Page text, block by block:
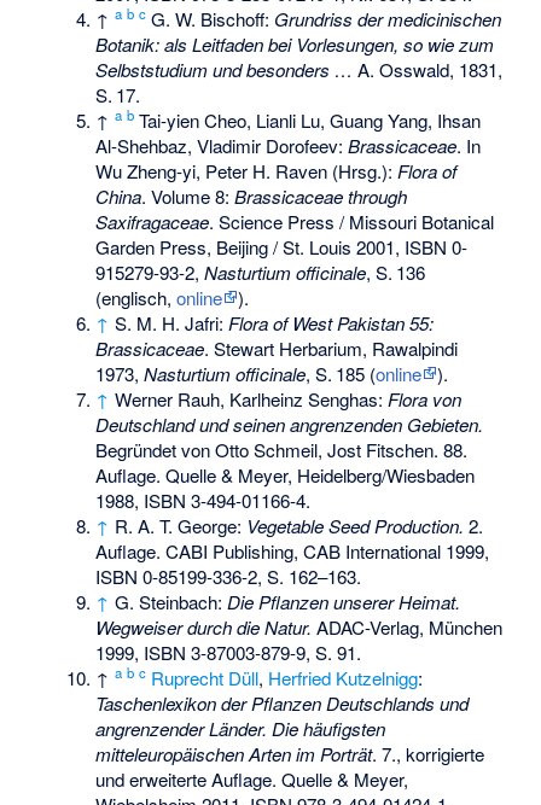
↑a b c G. W. Bischoff: Grundriss der medicinischen
Botanik: als Leitfaden bei Vorlesungen, so wie zum
Selbststudium und besonders … A. Osswald, 1831,
S. 17.
↑a b Tai-yien Cheo, Lianli Lu, Guang Yang, Ihsan
Al-Shehbaz, Vladimir Dorofeev:Brassicaceae. In
Wu Zheng-yi, Peter H. Raven (Hrsg.): Flora of
China. Volume 8:Brassicaceae through
Saxifragaceae. Science Press / Missouri Botanical
Garden Press, Beijing / St. Louis 2001, ISBN 0-
915279-93-2,Nasturtium officinale,S. 136
(englisch,online
).
↑ S. M. H. Jafri: Flora of West Pakistan 55:
Brassicaceae. Stewart Herbarium, Rawalpindi
1973,Nasturtium officinale,S. 185 (online
).
↑ Werner Rauh, Karlheinz Senghas: Flora von
Deutschland und seinen angrenzenden Gebieten.
Begründet von Otto Schmeil, Jost Fitschen. 88.
Auflage. Quelle & Meyer, Heidelberg/Wiesbaden
1988, ISBN 3-494-01166-4.
↑ R. A. T. George: Vegetable Seed Production. 2.
Auflage. CABI Publishing, CAB International 1999,
ISBN 0-85199-336-2, S. 162–163.
↑ G. Steinbach:Die Pflanzen unserer Heimat.
Wegweiser durch die Natur. ADAC-Verlag, München
1999, ISBN 3-87003-879-9, S. 91.
↑a b c Ruprecht Düll, Herfried Kutzelnigg:
Taschenlexikon der Pflanzen Deutschlands und
angrenzender Länder. Die häufigsten
mitteleuropäischen Arten im Porträt. 7., korrigierte
und erweiterte Auflage. Quelle & Meyer,